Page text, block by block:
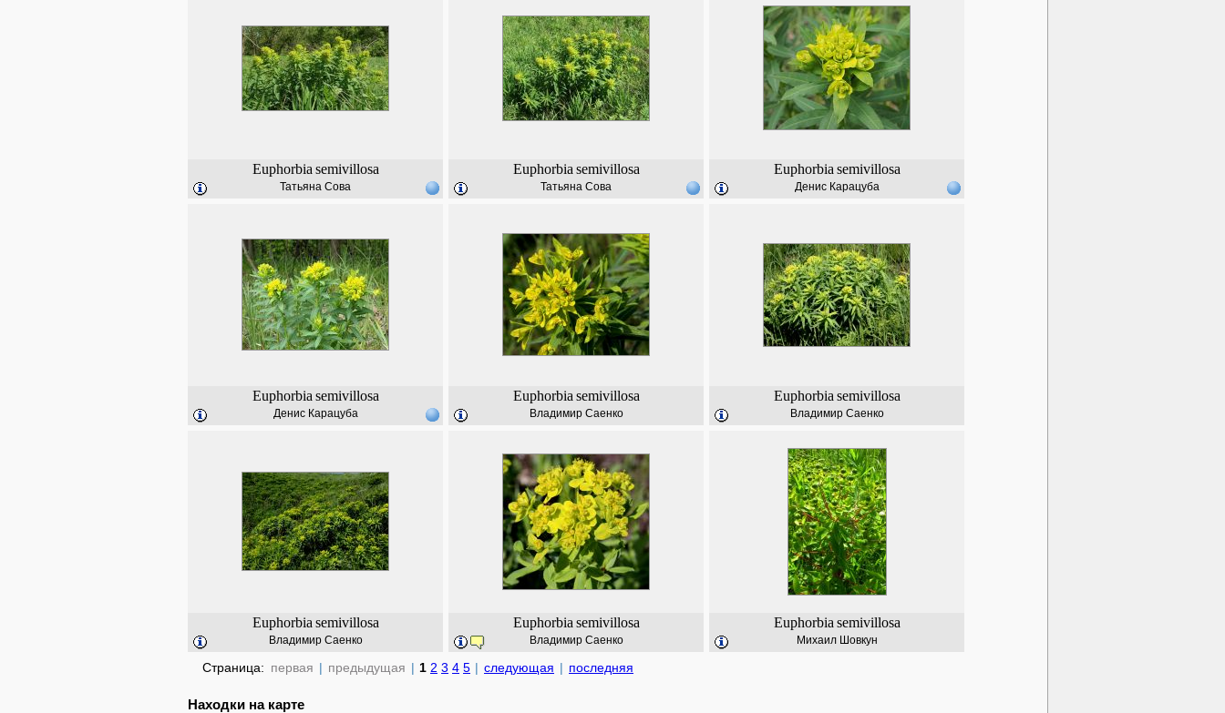
Euphorbia semivillosa
Татьяна Сова
Euphorbia semivillosa
Татьяна Сова
Euphorbia semivillosa
Денис Карацуба
Euphorbia semivillosa
Денис Карацуба
Euphorbia semivillosa
Владимир Саенко
Euphorbia semivillosa
Владимир Саенко
Euphorbia semivillosa
Владимир Саенко
Euphorbia semivillosa
Владимир Саенко
Euphorbia semivillosa
Михаил Шовкун
Страница: первая | предыдущая | 1 2 3 4 5 | следующая | последняя
Находки на карте